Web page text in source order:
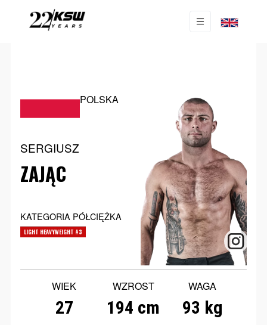
POLSKA
SERGIUSZ
ZAJĄC
KATEGORIA PÓŁCIĘŻKA
LIGHT HEAVYWEIGHT #3
WIEK
27
WZROST
194 cm
WAGA
93 kg